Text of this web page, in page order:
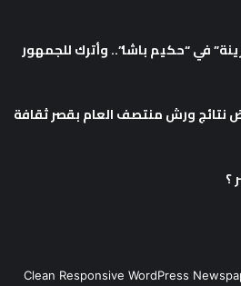
في “حكيم باشا”.. وأترك للجمهور
نتائج ورش منتصف العام بقصر ثقافة
؟
Clean Responsive WordPress